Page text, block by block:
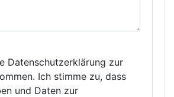
Datenschutzerklärung zur
Ich stimme zu, dass
und Daten zur